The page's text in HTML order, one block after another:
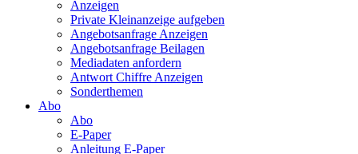
Anzeigen
Private Kleinanzeige aufgeben
Angebotsanfrage Anzeigen
Angebotsanfrage Beilagen
Mediadaten anfordern
Antwort Chiffre Anzeigen
Sonderthemen
Abo
Abo
E-Paper
Anleitung E-Paper